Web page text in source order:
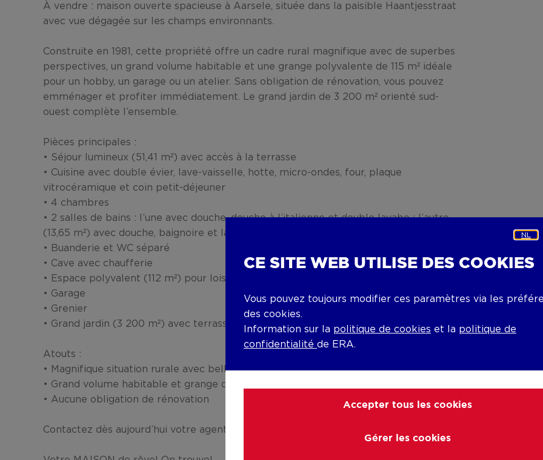
À vendre : maison ouverte spacieuse à Aarsele, située dans la paisible Haantjesstraat
avec vue dégagée sur les champs environnants.
Construite en 1981, cette propriété offre un cadre rural magnifique avec de superbes
perspectives, un grand volume habitable et une grange polyvalente de 115 m² idéale
pour un hobby, un garage ou un atelier. Sans obligation de rénovation, vous pouvez
emménager et profiter immédiatement. Le grand jardin de 3 200 m² orienté sud-
ouest complète l’ensemble.
Pièces principales :
• Séjour lumineux (51,41 m²) avec accès à la terrasse
• Cuisine avec double évier, lave-vaisselle, hotte, micro-ondes, four, plaque
vitrocéramique et coin petit-déjeuner
• 4 chambres
• 2 salles de bains : l’une avec douche, douche à l’italienne et double lavabo ; l’autre
(13,65 m²) avec douche, baignoire et lavabo simple
• Buanderie et WC séparé
• Cave avec chaufferie
• Espace polyvalent (112 m²) pour loisirs, stockage ou atelier
• Garage
• Grenier
• Grand jardin (3 200 m²) avec terrasse et orientation sud-ouest
Atouts :
• Magnifique situation rurale avec belles vues
• Grand volume habitable et grange de 115 m² pour hobby, garage ou atelier
• Aucune obligation de rénovation
Contactez dès aujourd’hui votre agent ERA pour organiser une visite.
NL
CE SITE WEB UTILISE DES COOKIES
Vous pouvez toujours modifier ces paramètres via les
des cookies.
Information sur la politique de cookies et la politique de
confidentialité de ERA.
Accepter tous les cookies
Gérer les cookies